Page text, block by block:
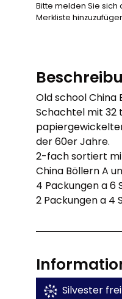
Bitte melden Sie sich
Merkliste
Old school China
Schachtel mit 32
der 60er Jahre.
2-fach sortiert
China Böllern A
4 Packungen a 6
2 Packungen a 4
Silvester